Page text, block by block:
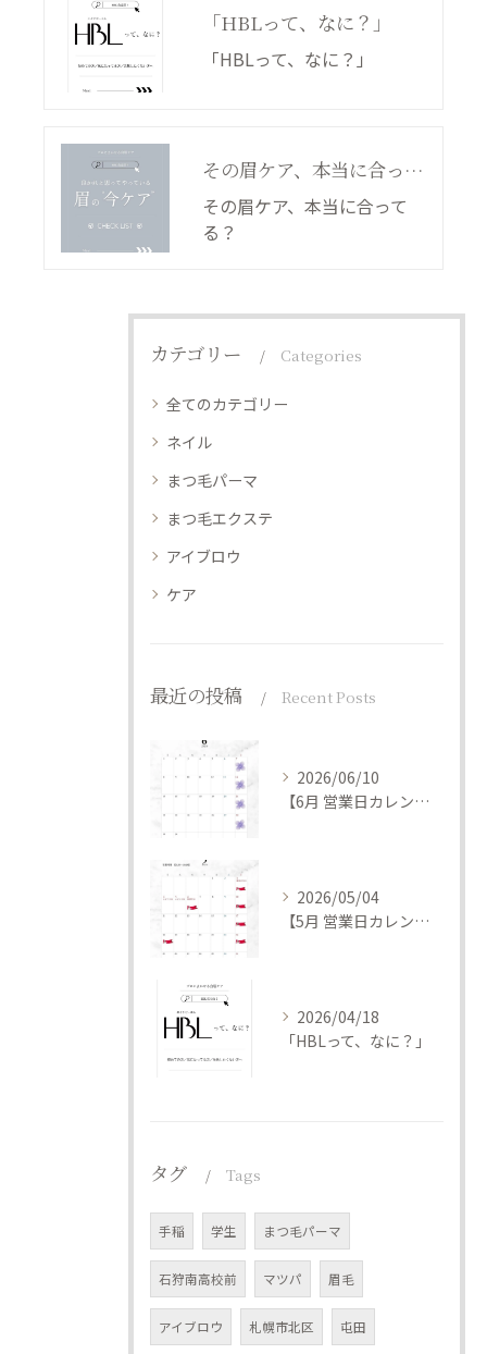
「HBLって、なに？」
「HBLって、なに？」
その眉ケア、本当に合ってる？
その眉ケア、本当に合って
る？
カテゴリー Categories
全てのカテゴリー
ネイル
まつ毛パーマ
まつ毛エクステ
アイブロウ
ケア
最近の投稿 Recent Posts
2026/06/10
【6月 営業日カレンダー】
2026/05/04
【5月 営業日カレンダー】
2026/04/18
「HBLって、なに？」
タグ Tags
手稲 学生 まつ毛パーマ
石狩南高校前 マツパ 眉毛
アイブロウ 札幌市北区 屯田